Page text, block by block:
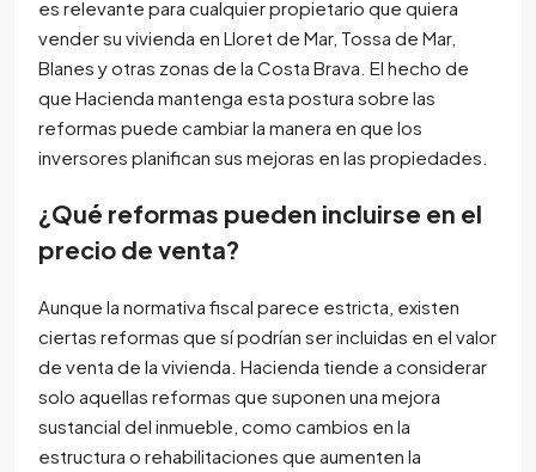
es relevante para cualquier propietario que quiera
vender su vivienda en Lloret de Mar, Tossa de Mar,
Blanes y otras zonas de la Costa Brava. El hecho de
que Hacienda mantenga esta postura sobre las
reformas puede cambiar la manera en que los
inversores planifican sus mejoras en las propiedades.
¿Qué reformas pueden incluirse en el
precio de venta?
Aunque la normativa fiscal parece estricta, existen
ciertas reformas que sí podrían ser incluidas en el valor
de venta de la vivienda. Hacienda tiende a considerar
solo aquellas reformas que suponen una mejora
sustancial del inmueble, como cambios en la
estructura o rehabilitaciones que aumenten la